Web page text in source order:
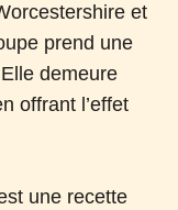
et
prend une
demeure
offrant l’effet
une recette